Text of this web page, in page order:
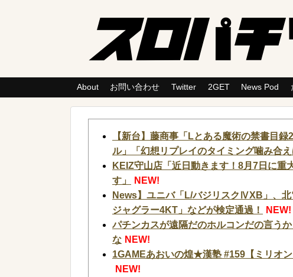
About お問い合わせ Twitter 2GET News Pod
【新台】藤商事「Lとある魔術の禁書目
ル」「幻想リプレイのタイミング噛み合
KEIZ守山店「近日動きます！8月7日に
す」
NEW!
News】ユニバ「L/バジリスクⅣXB」、
ジャグラー4KT」などが検定通過！
NEW!
パチンカスが遠隔だのホルコンだの言う
な NEW!
1GAMEあおいの煌★漢塾 #159【ミリオ
NEW!